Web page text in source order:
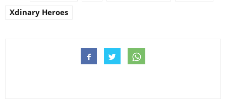
Xdinary Heroes